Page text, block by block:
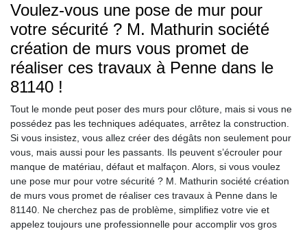
Voulez-vous une pose de mur pour
votre sécurité ? M. Mathurin société
création de murs vous promet de
réaliser ces travaux à Penne dans le
81140 !
Tout le monde peut poser des murs pour clôture, mais si vous ne
possédez pas les techniques adéquates, arrêtez la construction.
Si vous insistez, vous allez créer des dégâts non seulement pour
vous, mais aussi pour les passants. Ils peuvent s’écrouler pour
manque de matériau, défaut et malfaçon. Alors, si vous voulez
une pose mur pour votre sécurité ? M. Mathurin société création
de murs vous promet de réaliser ces travaux à Penne dans le
81140. Ne cherchez pas de problème, simplifiez votre vie et
appelez toujours une professionnelle pour accomplir vos gros